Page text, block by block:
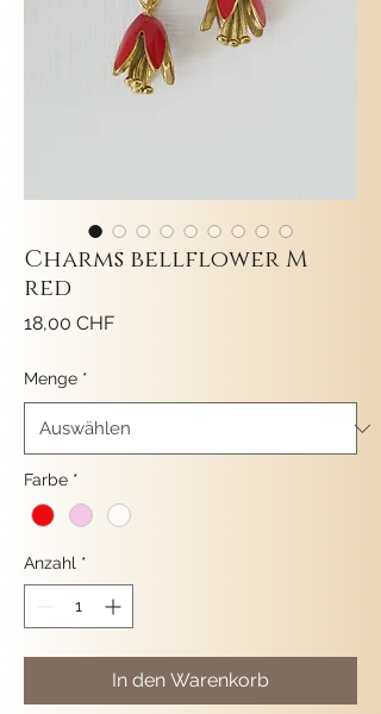
Charms bellflower M
red
18,00 CHFPreis
Menge *
Farbe *
Anzahl *
In den Warenkorb